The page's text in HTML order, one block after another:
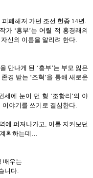
폐해져 가던 조선 헌종 14년 .
가‘흥부’는 어릴 적 홍경래의
신의 이름을 알리려 한다.
을 만나게 된 ‘흥부’는 부모 잃은
경 받는 ‘조혁 ’을 통해 새로운
세에 눈이 먼 형 ‘조항리 ’의 야
이야기를 쓰기로 결심한다.
에 퍼져나가고, 이를 지켜보던
획하는데…
배우는
니다.